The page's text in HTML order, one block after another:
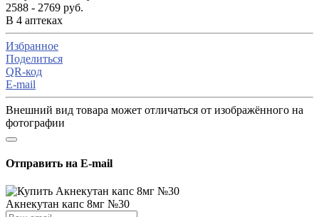
2588 - 2769 руб.
В 4 аптеках
Избранное
Поделиться
QR-код
E-mail
Внешний вид товара может отличаться от изображённого на
фотографии
Отправить на E-mail
Акнекутан капс 8мг №30